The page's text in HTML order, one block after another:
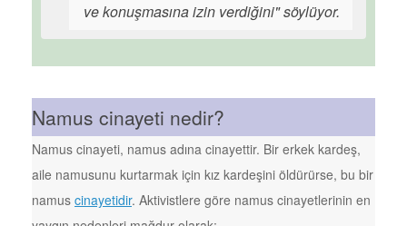
ve konuşmasına izin verdiğini" söylüyor.
Namus cinayeti nedir?
Namus cinayeti, namus adına cinayettir. Bir erkek kardeş,
aile namusunu kurtarmak için kız kardeşini öldürürse, bu bir
namus cinayetidir. Aktivistlere göre namus cinayetlerinin en